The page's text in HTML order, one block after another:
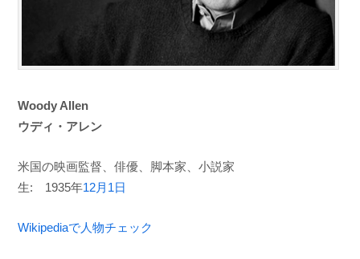
Woody Allen
ウディ・アレン
米国の映画監督、俳優、脚本家、小説家
生: 1935年12月1日
Wikipediaで人物チェック